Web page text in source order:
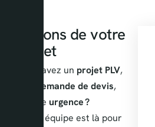
Parlons de votre
projet
Vous avez un projet PLV,
demande de devis,
ou une urgence ?
Notre équipe est là pour